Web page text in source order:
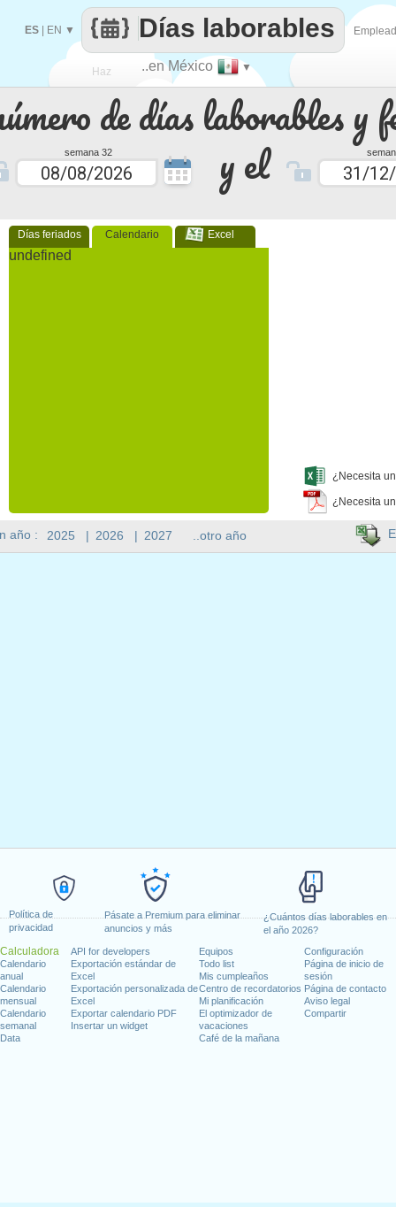
Política de
privacidad
Pásate a Premium para eliminar
anuncios y más
¿Cuántos días laborables en
el año 2026?
Calculadora
Calendario
anual
Calendario
mensual
Calendario
semanal
Data
API for developers
Exportación estándar de
Excel
Exportación personalizada de
Excel
Exportar calendario PDF
Insertar un widget
Equipos
Todo list
Mis cumpleaños
Centro de recordatorios
Mi planificación
El optimizador de
vacaciones
Café de la mañana
Configuración
Página de inicio de
sesión
Página de contacto
Aviso legal
Compartir
de días laborables y
semana 32 y el
Días feriados Calendario Excel
undefined
¿Necesita
¿Necesita
Haz
que
..en México ▼
Días laborables
ES EN ▼
año : 2025 | 2026 | 2027 ..otro año